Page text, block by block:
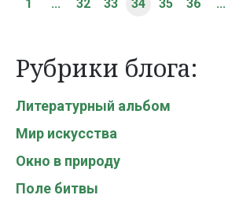
1 ... 32 33 34 35 36 ...
Рубрики блога:
Литературный альбом
Мир искусства
Окно в природу
Поле битвы